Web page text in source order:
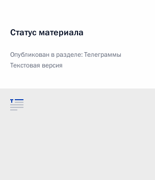
Статус материала
Опубликован в разделе:Телеграммы
Текстовая версия